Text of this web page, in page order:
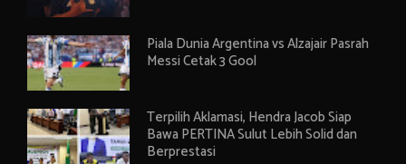
Piala Dunia Argentina vs Alzajair Pasrah
Messi Cetak 3 Gool
Terpilih Aklamasi, Hendra Jacob Siap
Bawa PERTINA Sulut Lebih Solid dan
Berprestasi